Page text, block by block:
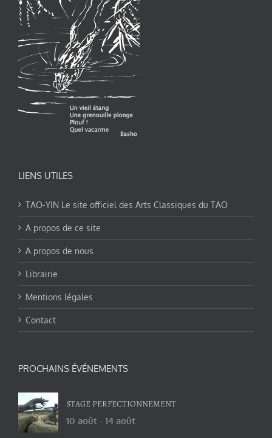
LIENS UTILES
TAO-YIN Le site officiel des Arts Classiques du TAO
A propos de ce site
A propos de nous
Librairie
Mentions légales
Contact
PROCHAINS ÉVÉNEMENTS
STAGE PERFECTIONNEMENT
10 août - 14 août